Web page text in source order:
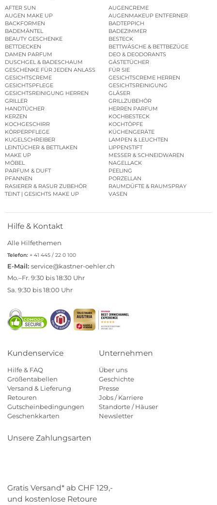
AFTER SUN
AUGENCREME
AUGEN MAKE UP
AUGENMAKEUP ENTFERNER
BACKFORMEN
BADTEPPICH
BADEMÄNTEL
BADEZIMMER
BEAUTY GESCHENKE
BESTECK
BETTDECKEN
BETTWÄSCHE & BETTBEZÜGE
DAMEN PARFUM
DEO & DEODORANTS
DUSCHGEL & BADESCHAUM
GÄSTETÜCHER
GESCHENKE FÜR JEDEN ANLASS
FÜR SIE
GESICHTSCREME
GESICHTSCREME HERREN
GESICHTSPFLEGE
GESICHTSREINIGUNG
GESICHTSREINIGUNG HERREN
GLÄSER
GRILLER
GRILLZUBEHÖR
HANDTÜCHER
HERREN PARFUM
KERZEN
KOCHBESTECK
KOCHGESCHIRR
KOCHTÖPFE
KÖRPERPFLEGE
KÜCHENGERÄTE
KUGELSCHREIBER
LAMPEN & LEUCHTEN
LEINTÜCHER & BETTLAKEN
LIPPENSTIFT
MAKE UP
MESSER & SCHNEIDWAREN
MÖBEL
NAGELLACK
PARFUM & DUFT
PEELING
PFANNEN
PORZELLAN
RASIERER & RASUR ZUBEHÖR
RAUMDÜFTE & RAUMSPRAY
TEINT | GESICHTS MAKE UP
VASEN
Hilfe & Kontakt
Alle Hilfethemen
Telefon: + 41 445 / 22 0 100
E-Mail: service@kastner-oehler.ch
Mo.–Fr. 9:30 bis 18:30 Uhr
Sa. 9:30 bis 18:00 Uhr
Kundenservice
Hilfe & FAQ
Größentabellen
Versand & Lieferung
Retouren
Gutscheinbedingungen
Geschenkkarten
Unternehmen
Über uns
Geschichte
Presse
Jobs / Karriere
Standorte / Häuser
Newsletter
Unsere Zahlungsarten
Gratis Versand* ab CHF 129,-
und kostenlose Retoure